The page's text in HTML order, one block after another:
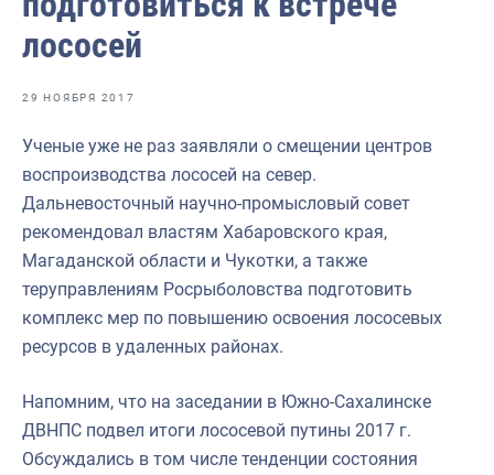
Отраслевые СМИ
Выставки и конференции
Научно-практическая литература
Рыбоохрана России
Отрасль в цифрах
Большая африканская экспедиция
События в России и мире
лососей
29 НОЯБРЯ 2017
Ученые уже не раз заявляли о смещении центров
воспроизводства лососей на север.
Дальневосточный научно-промысловый совет
рекомендовал властям Хабаровского края,
Магаданской области и Чукотки, а также
теруправлениям Росрыболовства подготовить
комплекс мер по повышению освоения лососевых
ресурсов в удаленных районах.
Напомним, что на заседании в Южно-Сахалинске
ДВНПС подвел итоги лососевой путины 2017 г.
Обсуждались в том числе тенденции состояния